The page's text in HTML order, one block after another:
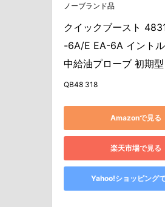
ノーブランド品
クイックブースト
-6A/E EA-6A イント
中給油プローブ 初期型
QB48 318
Amazonで見る
楽天市場で見る
Yahoo!ショッピング